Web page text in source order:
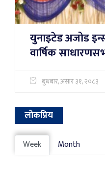
युनाइटेड अजोड
वार्षिक
बुधबार, असार ३१, २०८३
लोकप्रिय
Week Month